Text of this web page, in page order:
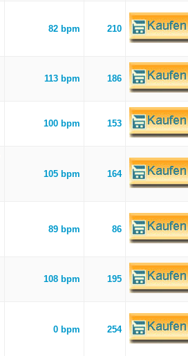
82 bpm 210
113 bpm 186
100 bpm 153
105 bpm 164
89 bpm 86
108 bpm 195
0 bpm 254